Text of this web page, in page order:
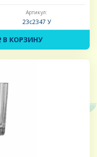
Артикул:
23с2347 У
В КОРЗИНУ